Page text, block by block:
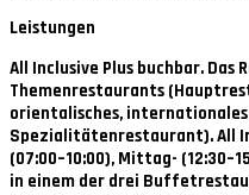
Leistungen
All Inclusive Plus buchbar.
Themenrestaurants
orientalisches, internationales
Spezialitätenrestaurant). All
(07:00–10:00), Mittag-
in einem der drei